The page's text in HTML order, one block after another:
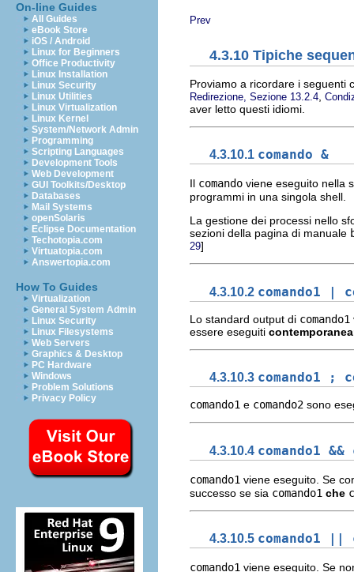
On-line Guides
All Guides
eBook Store
iOS / Android
Linux for Beginners
Office Productivity
Linux Installation
Linux Security
Linux Utilities
Linux Virtualization
Linux Kernel
System/Network Admin
Programming
Scripting Languages
Development Tools
Web Development
GUI Toolkits/Desktop
Databases
Mail Systems
openSolaris
Eclipse Documentation
Techotopia.com
Virtuatopia.com
Answertopia.com
How To Guides
Virtualization
General System Admin
Linux Security
Linux Filesystems
Web Servers
Graphics & Desktop
PC Hardware
Windows
Problem Solutions
Privacy Policy
Prev
4.3.10 Tipiche
Proviamo a ricordare i seguenti
Redirezione, Sezione 13.2.4
aver letto questi idiomi.
4.3.10.1 comando &
Il comando viene eseguito nella
programmi in una singola shell.
La gestione dei processi nello
sezioni della pagina di manuale
29]
4.3.10.2 comando1 |
Lo standard output di comando1
essere eseguiti
4.3.10.3 comando1 ;
comando1 e comando2 sono
4.3.10.4 comando1 &&
comando1 viene eseguito. Se
successo se sia comando1 che
4.3.10.5 comando1 ||
comando1 viene eseguito. Se